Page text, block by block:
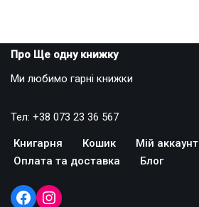
Про Ще одну книжку
Ми любимо гарні книжки
Тел: +38 073 23 36 567
Книгарня Кошик Мій аккаунт
Оплата та доставка
Блог